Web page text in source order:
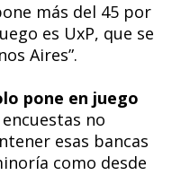
más del 45 por
es UxP, que se
Aires”.
pone en juego
no
esas bancas
como desde